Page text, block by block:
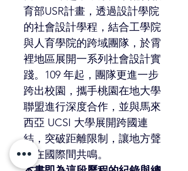
育部USR計畫，透過設計學院
的社會設計學程，結合工學院
與人育學院的跨域團隊，於霄
裡地區展開一系列社會設計實
踐。109 年起，團隊更進一步
跨出校園，攜手桃園在地大學
聯盟進行深度合作，並與馬來
西亞 UCSI 大學展開跨國連
結，突破距離限制，讓地方聲
音在國際間共鳴。